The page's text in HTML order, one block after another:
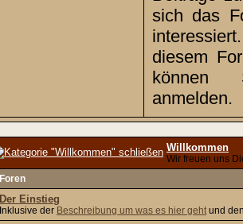
sich das
diesem
anmelden.
Willkommen
Wir freuen uns
Foren
Der Einstieg
Inklusive der Beschreibung um was es hier gehtund